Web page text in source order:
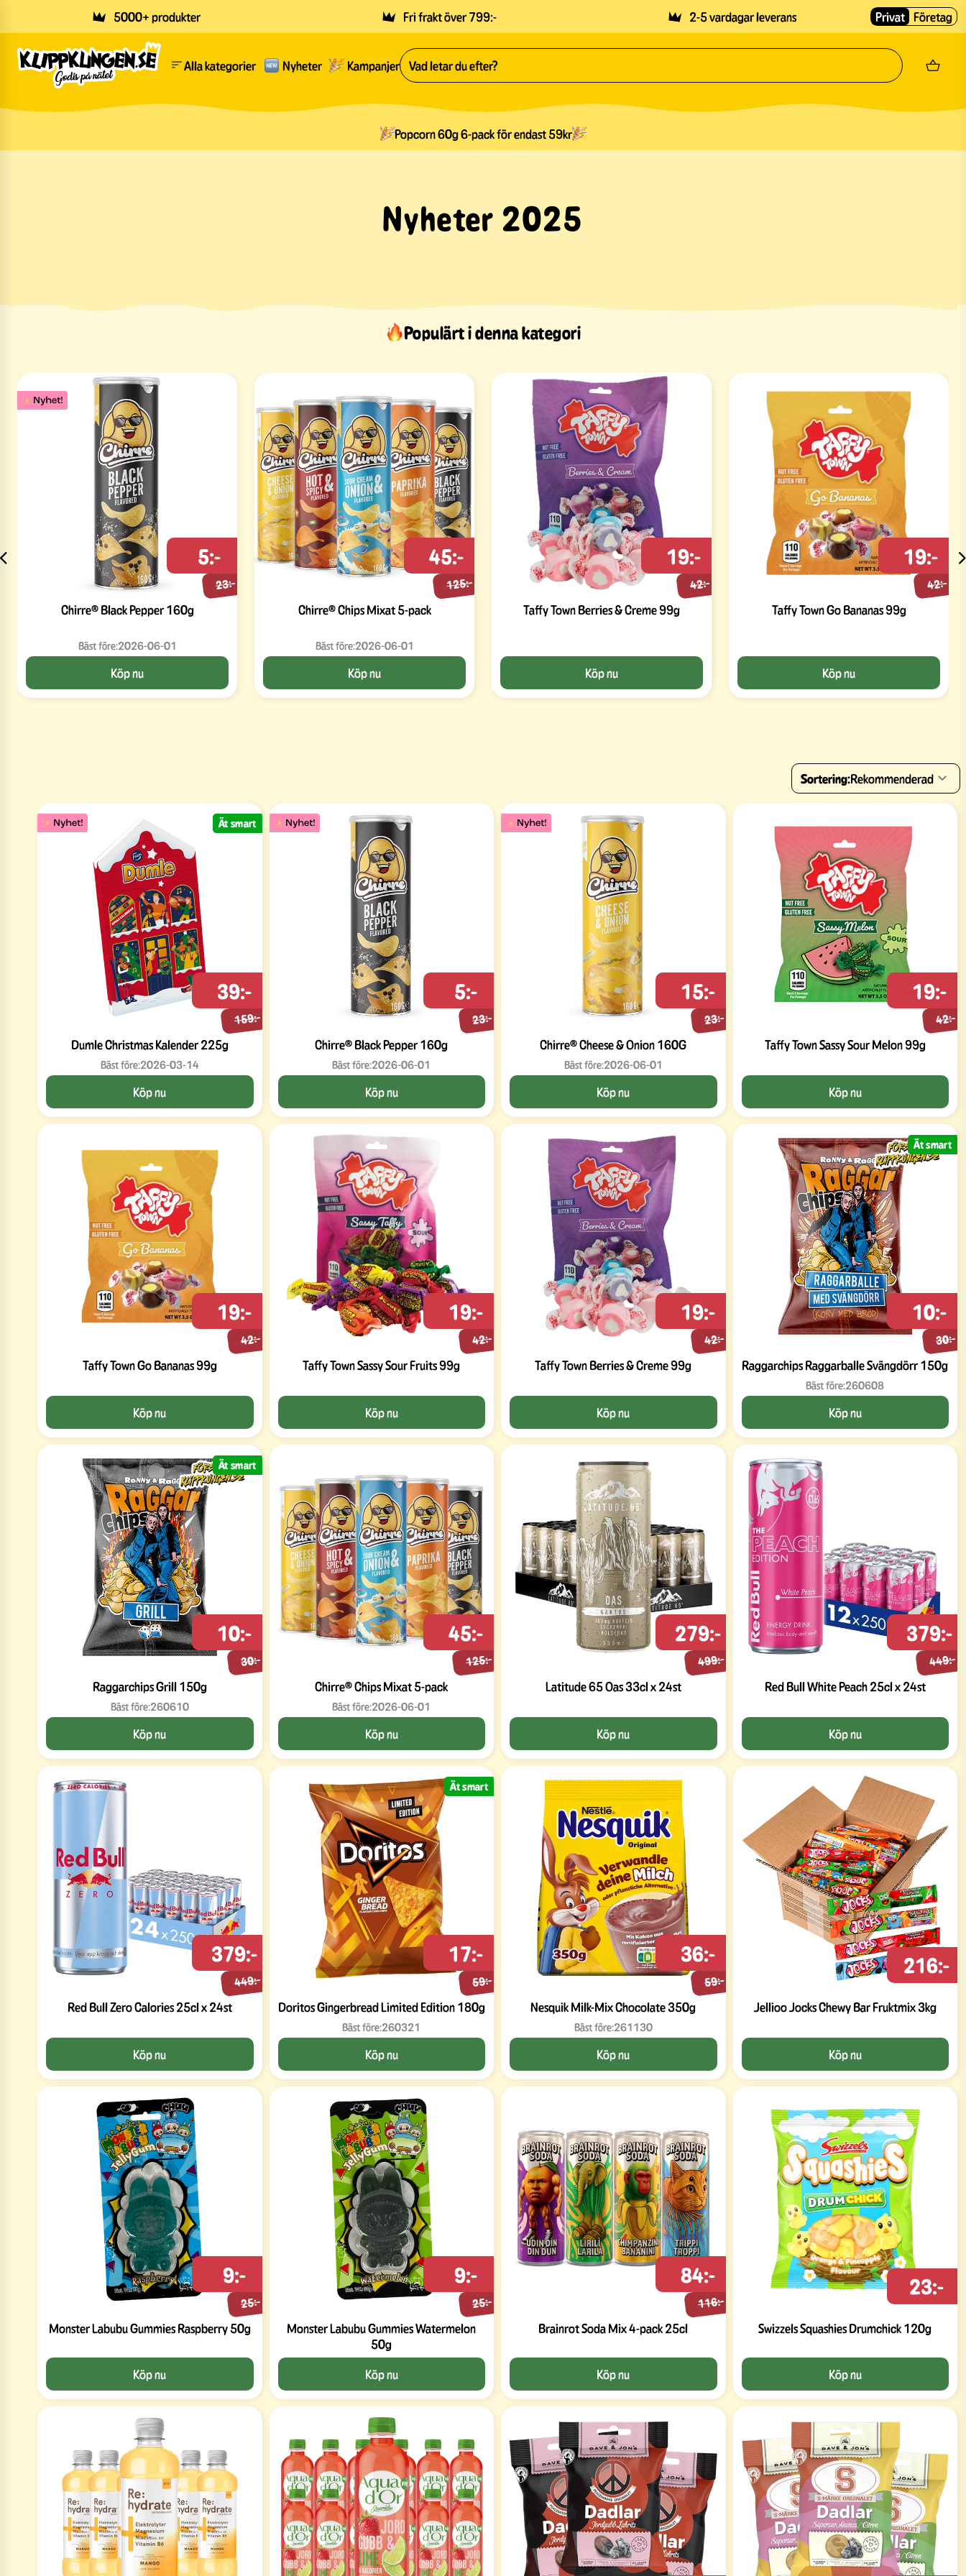
5000+ produkter Fri frakt över 799:- 2-5 vardagar leverans Privat Företag
Alla kategorier Nyheter Kampanjer
Popcorn 60g 6-pack för endast 59kr
Nyheter 2025
Populärt i denna kategori
Chirre® Black Pepper 160g
23:-
5:-
Bäst före:2026-06-01
Köp nu
Chirre® Chips Mixat 5-pack
125:-
45:-
Bäst före:2026-06-01
Köp nu
Taffy Town Berries & Creme 99g
42:-
19:-
Köp nu
Taffy Town Go Bananas 99g
42:-
19:-
Köp nu
Sortering:Rekommenderad
Dumle Christmas Kalender 225g
159:-
39:-
Bäst före:2026-03-14
Köp nu
Ät smart
Chirre® Black Pepper 160g
23:-
5:-
Bäst före:2026-06-01
Köp nu
Chirre® Cheese & Onion 160G
23:-
15:-
Bäst före:2026-06-01
Köp nu
Taffy Town Sassy Sour Melon 99g
42:-
19:-
Köp nu
Taffy Town Go Bananas 99g
42:-
19:-
Köp nu
Taffy Town Sassy Sour Fruits 99g
42:-
19:-
Köp nu
Taffy Town Berries & Creme 99g
42:-
19:-
Köp nu
Raggarchips Raggarballe Svängdörr 150g
30:-
10:-
Bäst före:260608
Köp nu
Ät smart
Raggarchips Grill 150g
30:-
10:-
Bäst före:260610
Köp nu
Ät smart
Chirre® Chips Mixat 5-pack
125:-
45:-
Bäst före:2026-06-01
Köp nu
Latitude 65 Oas 33cl x 24st
499:-
279:-
Köp nu
Red Bull White Peach 25cl x 24st
449:-
379:-
Köp nu
Red Bull Zero Calories 25cl x 24st
449:-
379:-
Köp nu
Doritos Gingerbread Limited Edition 180g
59:-
17:-
Bäst före:260321
Köp nu
Ät smart
Nesquik Milk-Mix Chocolate 350g
59:-
36:-
Bäst före:261130
Köp nu
Jellioo Jocks Chewy Bar Fruktmix 3kg
216:-
Köp nu
Monster Labubu Gummies Raspberry 50g
25:-
9:-
Köp nu
Monster Labubu Gummies Watermelon
50g
25:-
9:-
Köp nu
Brainrot Soda Mix 4-pack 25cl
116:-
84:-
Köp nu
Swizzels Squashies Drumchick 120g
23:-
Köp nu